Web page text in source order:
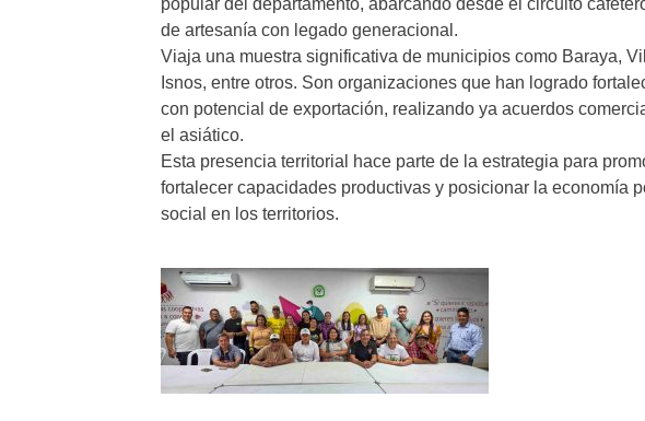
popular del departamento, abarcando desde el circuito
de artesanía con legado generacional.
Viaja una muestra significativa de municipios como Baraya,
Isnos, entre otros. Son organizaciones que han logrado
con potencial de exportación, realizando ya acuerdos
el asiático.
Esta presencia territorial hace parte de la estrategia para
fortalecer capacidades productivas y posicionar la economía
social en los territorios.